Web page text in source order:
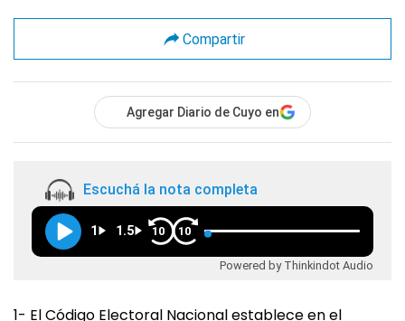
Compartir
Agregar Diario de Cuyo en
Escuchá la nota completa
1 1.5 10 10
Powered by Thinkindot Audio
1- El Código Electoral Nacional establece en el